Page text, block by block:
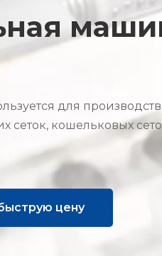
для
сеток, кошельковых
цену